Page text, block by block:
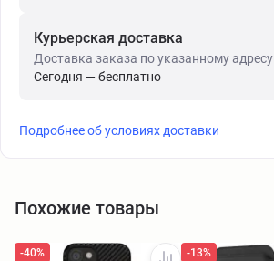
Курьерская доставка
Доставка заказа по указанному адресу
Сегодня — бесплатно
Подробнее об условиях доставки
Похожие товары
-40% -13%